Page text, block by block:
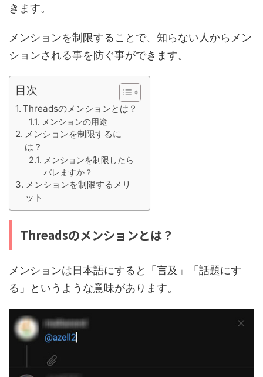
きます。
メンションを制限することで、知らない人からメン
ションされる事を防ぐ事ができます。
目次
Threadsのメンションとは？
メンションの用途
メンションを制限するに
は？
メンションを制限したら
バレますか？
メンションを制限するメリ
ット
Threadsのメンションとは？
メンションは日本語にすると「言及」「話題にす
る」というような意味があります。